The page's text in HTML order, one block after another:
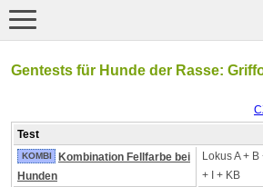
Gentests für Hunde der Rasse:
Test
KOMBI
Kombination Fellfarbe bei
Hunden
Lokus A + B
+ I + KB